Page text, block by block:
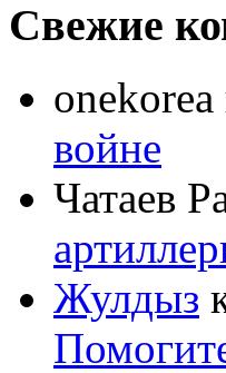
Свежие
onekorea
войне
Чатаев
Жулдыз